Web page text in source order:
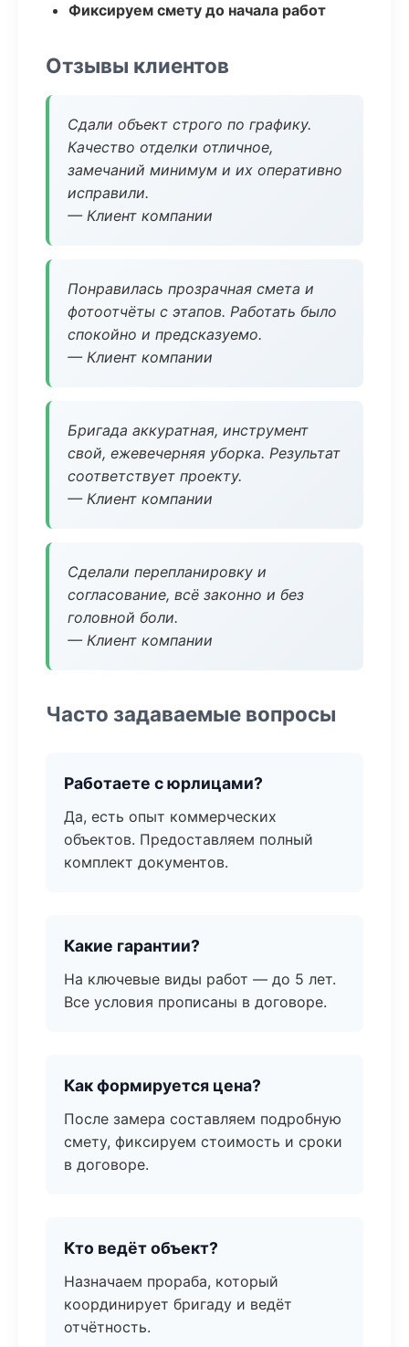
Фиксируем смету до начала работ
Отзывы клиентов
Сдали объект строго по графику.
Качество отделки отличное,
замечаний минимум и их оперативно
исправили.
— Клиент компании
Понравилась прозрачная смета и
фотоотчёты с этапов. Работать было
спокойно и предсказуемо.
— Клиент компании
Бригада аккуратная, инструмент
свой, ежевечерняя уборка. Результат
соответствует проекту.
— Клиент компании
Сделали перепланировку и
согласование, всё законно и без
головной боли.
— Клиент компании
Часто задаваемые вопросы
Работаете с юрлицами?
Да, есть опыт коммерческих
объектов. Предоставляем полный
комплект документов.
Какие гарантии?
На ключевые виды работ — до 5 лет.
Все условия прописаны в договоре.
Как формируется цена?
После замера составляем подробную
смету, фиксируем стоимость и сроки
в договоре.
Кто ведёт объект?
Назначаем прораба, который
координирует бригаду и ведёт
отчётность.